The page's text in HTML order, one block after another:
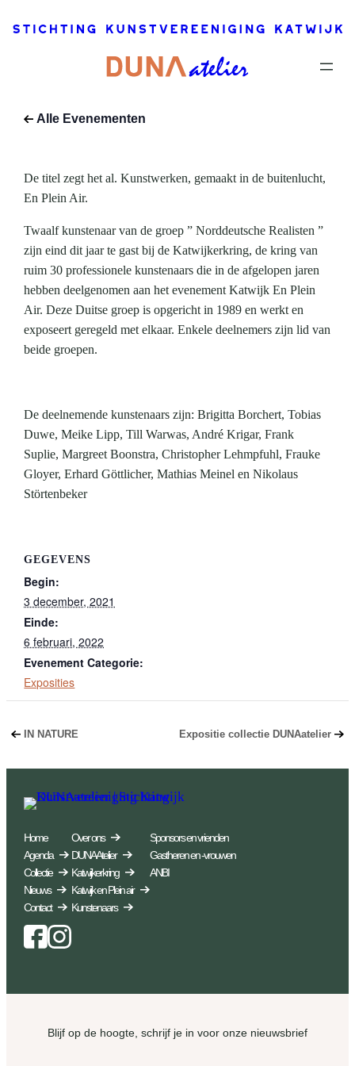
Alle Evenementen
februari,
is voorbij.
De titel zegt het al. Kunstwerken, gemaakt in de buitenlucht,
En Plein Air.
Twaalf kunstenaar van de groep ” Norddeutsche Realisten ”
zijn eind dit jaar te gast bij de Katwijkerkring, de kring van
ruim 30 professionele kunstenaars die in de afgelopen jaren
hebben deelgenomen aan het evenement Katwijk En Plein
Air. Deze Duitse groep is opgericht in 1989 en werkt en
exposeert geregeld met elkaar. Enkele deelnemers zijn lid van
beide groepen.
De deelnemende kunstenaars zijn: Brigitta Borchert, Tobias
Duwe, Meike Lipp, Till Warwas, André Krigar, Frank
Suplie, Margreet Boonstra, Christopher Lehmpfuhl, Frauke
Gloyer, Erhard Göttlicher, Mathias Meinel en Nikolaus
Störtenbeker
GEGEVENS
Begin:
3 december, 2021
Einde:
6 februari, 2022
Evenement Categorie:
Exposities
IN NATURE Expositie collectie DUNAatelier
Home
Agenda
Collectie
Nieuws
Contact
Facebook Instagram
Over ons
DUNA Atelier
Katwijkerkring
Katwijk en Plein air
Kunstenaars
Sponsors en vrienden
Gastheren en -vrouwen
ANBI
Blijf op de hoogte, schrijf je in voor onze nieuwsbrief